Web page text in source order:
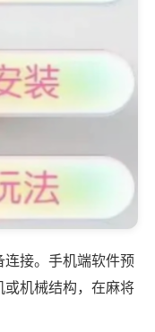
接。手机端软件预
机械结构，在麻将